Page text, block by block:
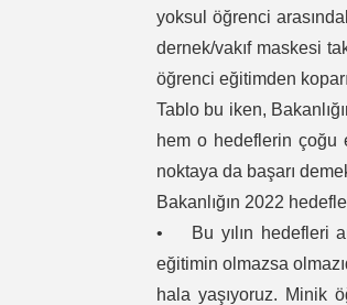
yoksul öğrenci
dernek/vakıf maskesi
öğrenci eğitimden
Tablo bu iken,
hem o hedeflerin çoğu
noktaya da başarı
Bakanlığın 2022
• Bu yılın hedefleri
eğitimin olmazsa
hala yaşıyoruz. Minik